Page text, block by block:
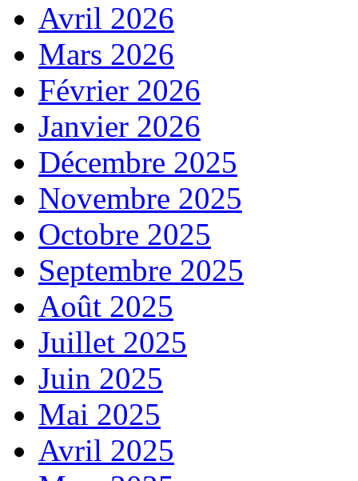
Avril 2026
Mars 2026
Février 2026
Janvier 2026
Décembre 2025
Novembre 2025
Octobre 2025
Septembre 2025
Août 2025
Juillet 2025
Juin 2025
Mai 2025
Avril 2025